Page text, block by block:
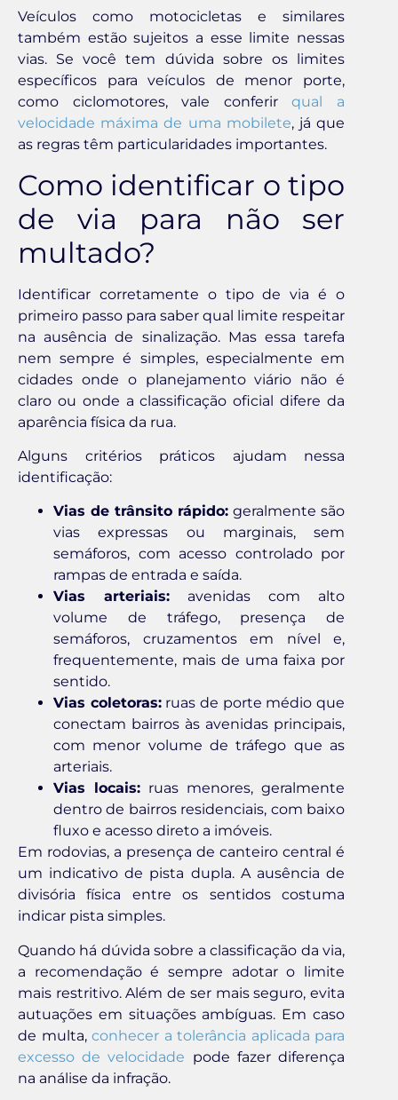
Veículos como motocicletas e similares
também estão sujeitos a esse limite nessas
vias. Se você tem dúvida sobre os limites
específicos para veículos de menor porte,
como ciclomotores, vale conferirqual a
velocidade máxima de uma mobilete, já que
as regras têm particularidades importantes.
Como identificar o tipo
de via para não ser
multado?
Identificar corretamente o tipo de via é o
primeiro passo para saber qual limite respeitar
na ausência de sinalização. Mas essa tarefa
nem sempre é simples, especialmente em
cidades onde o planejamento viário não é
claro ou onde a classificação oficial difere da
aparência física da rua.
Alguns critérios práticos ajudam nessa
identificação:
Vias de trânsito rápido: geralmente são
vias expressas ou marginais, sem
semáforos, com acesso controlado por
rampas de entrada e saída.
Vias arteriais: avenidas com alto
volume de tráfego, presença de
semáforos, cruzamentos em nível e,
frequentemente, mais de uma faixa por
sentido.
Vias coletoras:ruas de porte médio que
conectam bairros às avenidas principais,
com menor volume de tráfego que as
arteriais.
Vias locais: ruas menores, geralmente
dentro de bairros residenciais, com baixo
fluxo e acesso direto a imóveis.
Em rodovias, a presença de canteiro central é
um indicativo de pista dupla. A ausência de
divisória física entre os sentidos costuma
indicar pista simples.
Quando há dúvida sobre a classificação da via,
a recomendação é sempre adotar o limite
mais restritivo. Além de ser mais seguro, evita
autuações em situações ambíguas. Em caso
de multa, conhecer a tolerância aplicada para
excesso de velocidade pode fazer diferença
na análise da infração.